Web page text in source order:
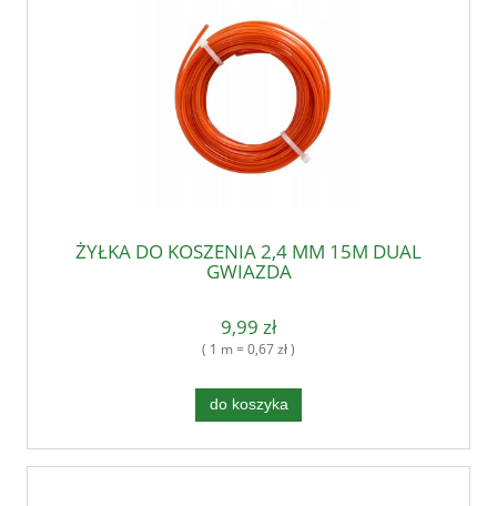
ŻYŁKA DO KOSZENIA 2,4 MM 15M DUAL
GWIAZDA
9,99 zł
( 1 m = 0,67 zł )
do koszyka